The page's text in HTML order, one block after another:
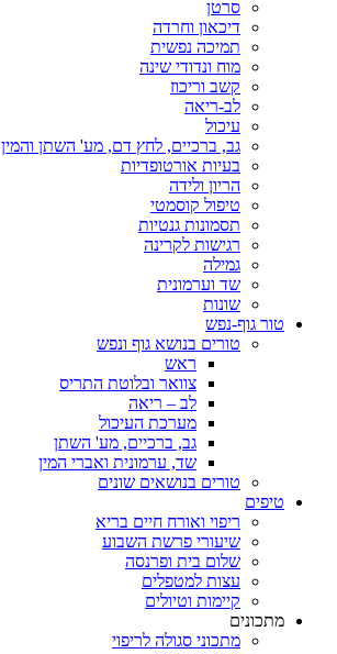
סרטן
דיכאון וחרדה
תמיכה נפשית
מוח ונדודי שינה
קשב וריכוז
לב-ריאה
עיכול
גב, ברכיים, לחץ דם, מע' השתן והמין
בעיות אורטופדיות
הריון ולידה
טיפול קוסמטי
תסמונות גנטיות
רגישות לקרינה
גמילה
שד וערמונית
שונות
טור גוף-נפש
טורים בנושא גוף ונפש
ראש
צוואר ובלוטת התריס
לב – ריאה
מערכת העיכול
גב, ברכיים, מע' השתן
שד, ערמונית ואברי המין
טורים בנושאים שונים
טיפים
ריפוי ואורח חיים בריא
שיעורי פרשת השבוע
שלום בית ופרנסה
עצות למטפלים
קיימות וטיולים
מתכונים
מתכוני סגולה לריפוי